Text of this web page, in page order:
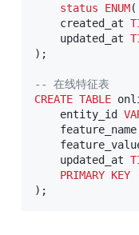
status
ENUM(
    created_at
    updated_at
) ;
-- 在线特征表
CREATE TABLE
    entity_id
    feature_name
    updated_at
PRIMARY KEY
) ;